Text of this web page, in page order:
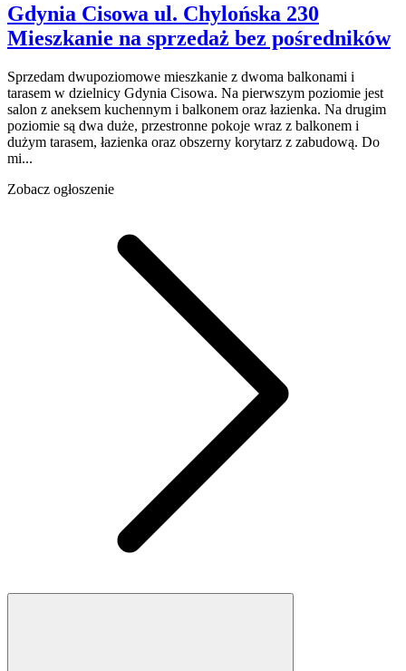
Gdynia Cisowa ul. Chylońska 230
Mieszkanie na sprzedaż bez pośredników
Sprzedam dwupoziomowe mieszkanie z dwoma balkonami i
tarasem w dzielnicy Gdynia Cisowa. Na pierwszym poziomie jest
salon z aneksem kuchennym i balkonem oraz łazienka. Na drugim
poziomie są dwa duże, przestronne pokoje wraz z balkonem i
dużym tarasem, łazienka oraz obszerny korytarz z zabudową. Do
mi...
Zobacz ogłoszenie